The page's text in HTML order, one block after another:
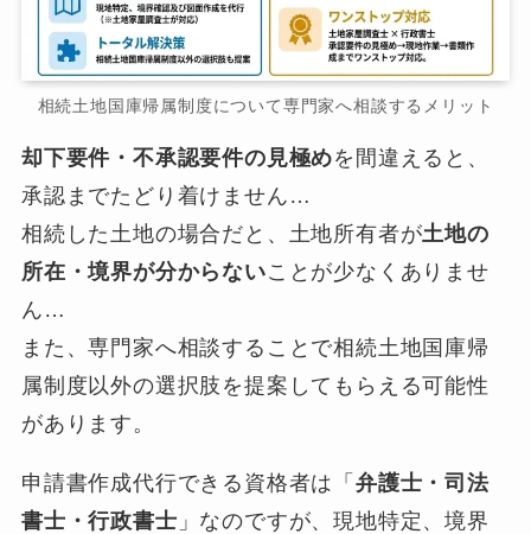
相続土地国庫帰属制度について専門家へ相談するメリット
却下要件・不承認要件の見極めを間違えると、
承認までたどり着けません…
相続した土地の場合だと、土地所有者が土地の
所在・境界が分からないことが少なくありませ
ん…
また、専門家へ相談することで相続土地国庫帰
属制度以外の選択肢を提案してもらえる可能性
があります。
申請書作成代行できる資格者は「弁護士・司法
書士・行政書士 」なのですが、現地特定、境界